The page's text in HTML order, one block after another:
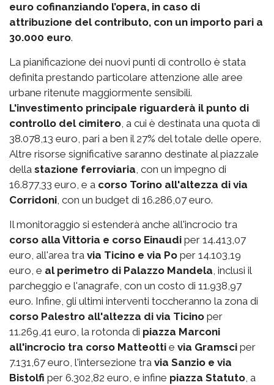
euro cofinanziando l’opera, in caso di
attribuzione del contributo, con un importo pari a
30.000 euro.
La pianificazione dei nuovi punti di controllo è stata
definita prestando particolare attenzione alle aree
urbane ritenute maggiormente sensibili.
L'investimento principale riguarderà il punto di
controllo del cimitero, a cui è destinata una quota di
38.078,13 euro, pari a ben il 27% del totale delle opere.
Altre risorse significative saranno destinate al piazzale
della stazione ferroviaria, con un impegno di
16.877,33 euro, e a corso Torino all'altezza di via
Corridoni, con un budget di 16.286,07 euro.
Il monitoraggio si estenderà anche all'incrocio tra
corso alla Vittoria e corso Einaudi per 14.413,07
euro, all'area tra via Ticino e via Po per 14.103,19
euro, e al perimetro di Palazzo Mandela, inclusi il
parcheggio e l'anagrafe, con un costo di 11.938,97
euro. Infine, gli ultimi interventi toccheranno la zona di
corso Palestro all'altezza di via Ticino per
11.269,41 euro, la rotonda di piazza Marconi
all'incrocio tra corso Matteotti e via Gramsci per
7.131,67 euro, l'intersezione tra via Sanzio e via
Bistolfi per 6.302,82 euro, e infine piazza Statuto, a